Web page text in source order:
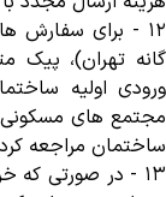
۱۲ -
گانه تهران)،
ورودی اولیه
مجتمع های مسکونی
ساختمان مراجعه
١۳ - در صورتی که